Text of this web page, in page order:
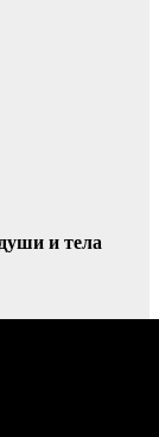
и тела